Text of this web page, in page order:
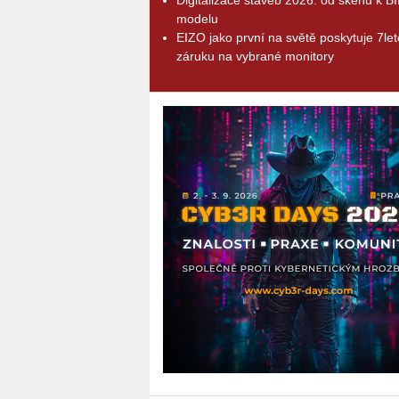
modelu
EIZO jako první na světě poskytuje
záruku na vybrané monitory